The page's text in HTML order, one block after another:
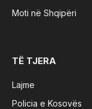
Moti në Shqipëri
TË TJERA
Lajme
Policia e Kosovës